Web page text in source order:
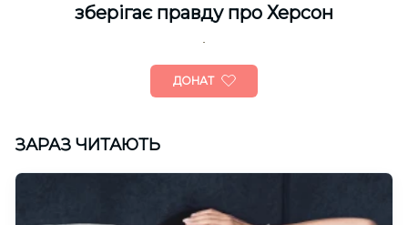
зберігає правду про Херсон
ДОНАТ
ЗАРАЗ ЧИТАЮТЬ